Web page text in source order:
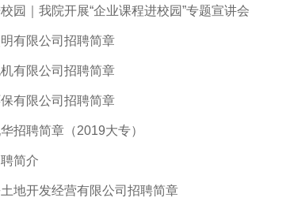
园｜我院开展“企业课程进校园”专题宣讲会
有限公司招聘简章
有限公司招聘简章
有限公司招聘简章
招聘简章（2019大专）
简介
地开发经营有限公司招聘简章